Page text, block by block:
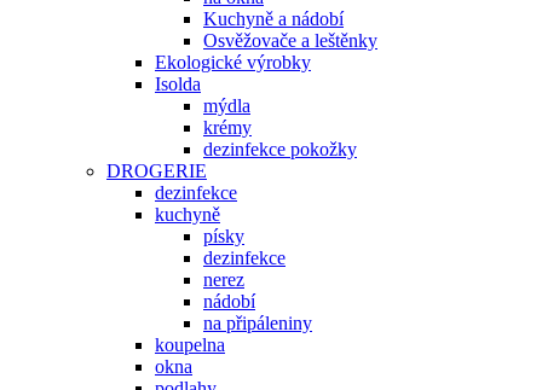
Kuchyně a nádobí
Osvěžovače a leštěnky
Ekologické výrobky
Isolda
mýdla
krémy
dezinfekce pokožky
DROGERIE
dezinfekce
kuchyně
písky
dezinfekce
nerez
nádobí
na připáleniny
koupelna
okna